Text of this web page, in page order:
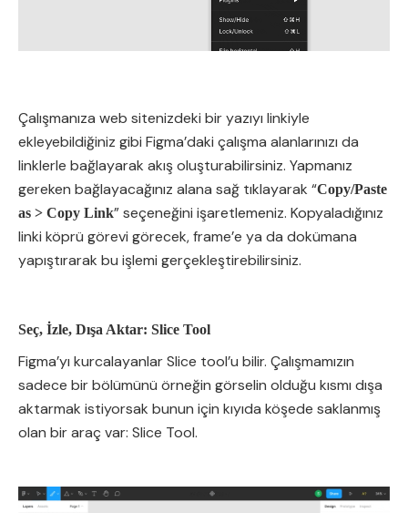
Çalışmanıza web sitenizdeki bir yazıyı linkiyle
ekleyebildiğiniz gibi Figma’daki çalışma alanlarınızı da
linklerle bağlayarak akış oluşturabilirsiniz. Yapmanız
gereken bağlayacağınız alana sağ tıklayarak “Copy/Paste
as > Copy Link” seçeneğini işaretlemeniz. Kopyaladığınız
linki köprü görevi görecek, frame’e ya da dokümana
yapıştırarak bu işlemi gerçekleştirebilirsiniz.
Seç, İzle, Dışa Aktar: Slice Tool
Figma’yı kurcalayanlar Slice tool’u bilir. Çalışmamızın
sadece bir bölümünü örneğin görselin olduğu kısmı dışa
aktarmak istiyorsak bunun için kıyıda köşede saklanmış
olan bir araç var: Slice Tool.